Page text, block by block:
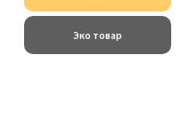
Эко товар